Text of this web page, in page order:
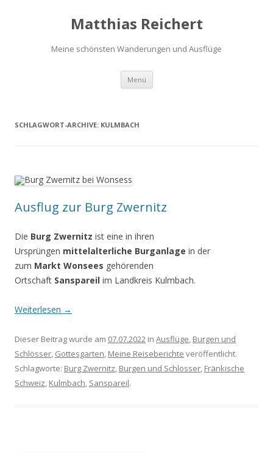
Matthias Reichert
Meine schönsten Wanderungen und Ausflüge
Menü Zum
springen
SCHLAGWORT-ARCHIVE: KULMBACH
Ausflug zur Burg Zwernitz
Die Burg Zwernitz ist eine in ihren
Ursprüngen mittelalterliche Burganlage in der
zum Markt Wonsees gehörenden
Ortschaft Sanspareil im Landkreis Kulmbach.
Weiterlesen →
Dieser Beitrag wurde am 07.07.2022 in Ausflüge, Burgen und
Schlösser, Gottesgarten, Meine Reiseberichte veröffentlicht.
Schlagworte: Burg Zwernitz, Burgen und Schlösser, Fränkische
Schweiz, Kulmbach, Sanspareil.